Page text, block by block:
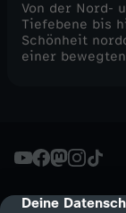
cmp-dialog-
Deine
Von der Nord-
Tiefebene bis
Schönheit
einer